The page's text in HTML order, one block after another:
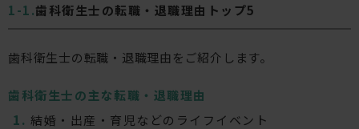
歯科衛生士の転職・退職理由トップ5
歯科衛生士の転職・退職理由をご紹介します。
歯科衛生士の主な転職・退職理由
結婚・出産・育児などのライフイベント